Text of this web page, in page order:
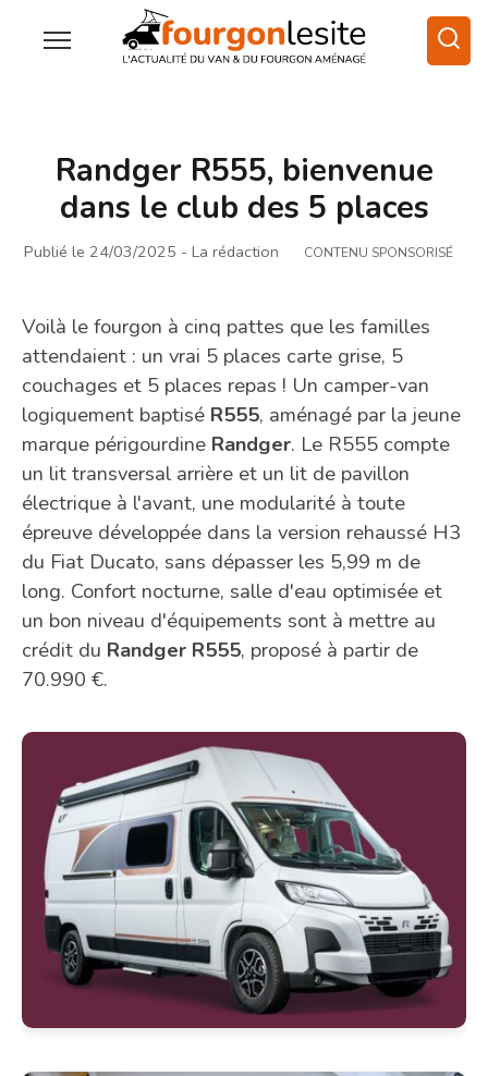
Randger R555, bienvenue
dans le club des 5 places
Publié le 24/03/2025 - La rédaction CONTENU SPONSORISÉ
Voilà le fourgon à cinq pattes que les familles
attendaient : un vrai 5 places carte grise, 5
couchages et 5 places repas ! Un camper-van
logiquement baptisé R555, aménagé par la jeune
marque périgourdine Randger. Le R555 compte
un lit transversal arrière et un lit de pavillon
électrique à l'avant, une modularité à toute
épreuve développée dans la version rehaussé H3
du Fiat Ducato, sans dépasser les 5,99 m de
long. Confort nocturne, salle d'eau optimisée et
un bon niveau d'équipements sont à mettre au
crédit du Randger R555, proposé à partir de
70.990 €.